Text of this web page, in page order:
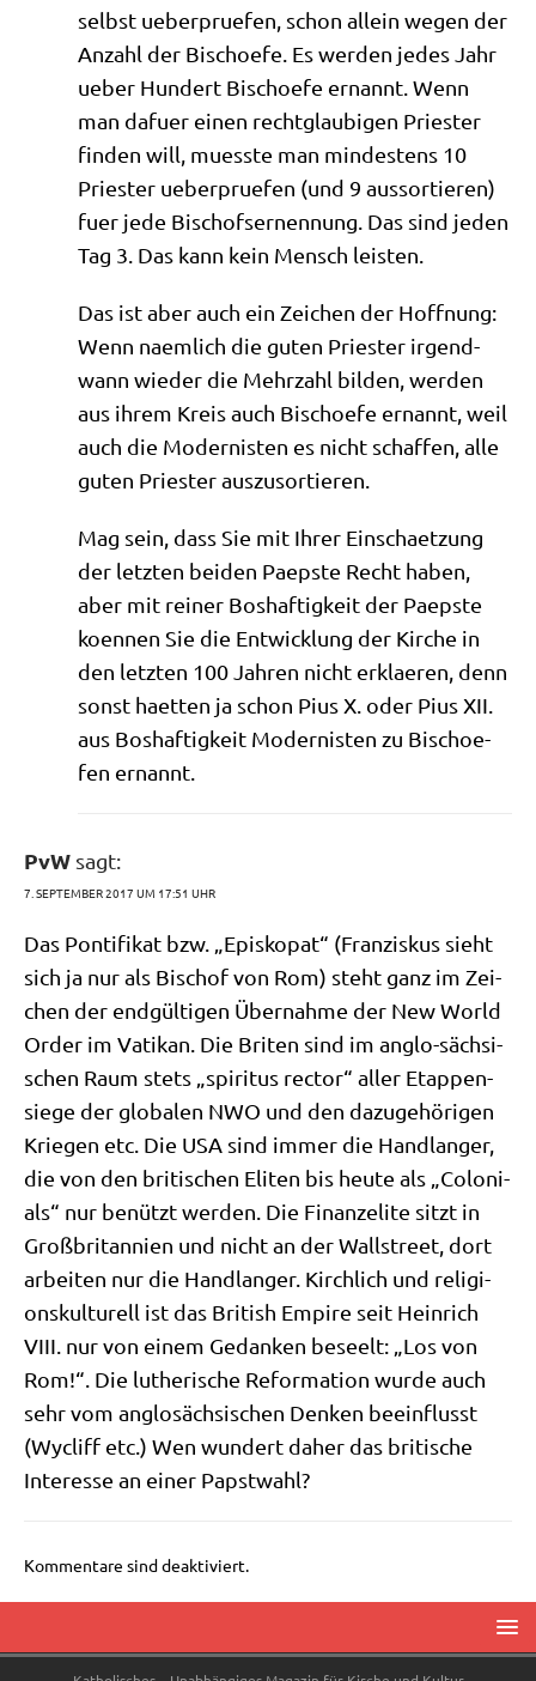
selbst ueber­prue­fen, schon allein wegen der
Anzahl der Bischoe­fe. Es wer­den jedes Jahr
ueber Hun­dert Bischoe­fe ernannt. Wenn
man dafuer einen recht­glau­bi­gen Prie­ster
fin­den will, muess­te man min­de­stens 10
Prie­ster ueber­prue­fen (und 9 aus­sor­tie­ren)
fuer jede Bischofs­er­nen­nung. Das sind jeden
Tag 3. Das kann kein Mensch leisten.
Das ist aber auch ein Zei­chen der Hoff­nung:
Wenn naem­lich die guten Prie­ster irgend­
wann wie­der die Mehr­zahl bil­den, wer­den
aus ihrem Kreis auch Bischoe­fe ernannt, weil
auch die Moder­ni­sten es nicht schaf­fen, alle
guten Prie­ster auszusortieren.
Mag sein, dass Sie mit Ihrer Ein­schaet­zung
der letz­ten bei­den Paep­ste Recht haben,
aber mit rei­ner Bos­haf­tig­keit der Paep­ste
koen­nen Sie die Ent­wick­lung der Kir­che in
den letz­ten 100 Jah­ren nicht erklae­ren, denn
sonst haet­ten ja schon Pius X. oder Pius XII.
aus Bos­haf­tig­keit Moder­ni­sten zu Bischoe­
fen ernannt.
PvW sagt:
7. SEPTEMBER 2017 UM 17:51 UHR
Das Pon­ti­fi­kat bzw. „Epi­sko­pat“ (Fran­zis­kus sieht
sich ja nur als Bischof von Rom) steht ganz im Zei­
chen der end­gül­ti­gen Über­nah­me der New World
Order im Vati­kan. Die Bri­ten sind im anglo-säch­si­
schen Raum stets „spi­ri­tus rec­tor“ aller Etap­pen­
sie­ge der glo­ba­len NWO und den dazu­ge­hö­ri­gen
Krie­gen etc. Die USA sind immer die Hand­lan­ger,
die von den bri­ti­schen Eli­ten bis heu­te als „Colo­ni­
als“ nur benützt wer­den. Die Finanz­eli­te sitzt in
Groß­bri­tan­ni­en und nicht an der Wall­street, dort
arbei­ten nur die Hand­lan­ger. Kirch­lich und reli­gi­
ons­kul­tu­rell ist das Bri­tish Empire seit Hein­rich
VIII. nur von einem Gedan­ken beseelt: „Los von
Rom!“. Die luthe­ri­sche Refor­ma­ti­on wur­de auch
sehr vom ang­lo­säch­si­schen Den­ken beein­flusst
(Wycliff etc.) Wen wun­dert daher das bri­ti­sche
Inter­es­se an einer Papstwahl?
Kommentare sind deaktiviert.